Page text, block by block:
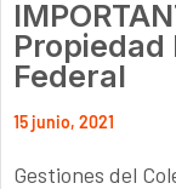
Propiedad
Federal
15 junio, 2021
Gestiones del